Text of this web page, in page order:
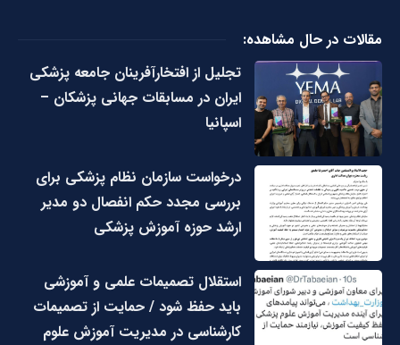
مقالات در حال مشاهده:
تجلیل از افتخارآفرینان جامعه پزشکی
ایران در مسابقات جهانی پزشکان –
اسپانیا
درخواست سازمان نظام پزشکی برای
بررسی مجدد حکم انفصال دو مدیر
ارشد حوزه آموزش پزشکی
استقلال تصمیمات علمی و آموزشی
باید حفظ شود / حمایت از تصمیمات
کارشناسی در مدیریت آموزش علوم